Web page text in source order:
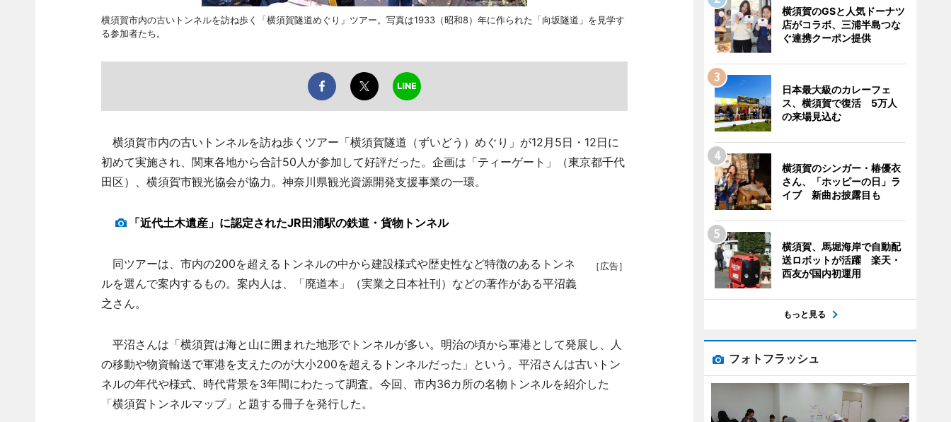
横須賀市内の古いトンネルを訪ね歩く「横須賀隧道めぐり」ツアー。写真は1933（昭和8）年に作られた「向坂隧道」を見学す
る参加者たち。
横須賀市内の古いトンネルを訪ね歩くツアー「横須賀隧道（ずいどう）めぐり」が12月5日・12日に
初めて実施され、関東各地から合計50人が参加して好評だった。企画は「ティーゲート」（東京都千代
田区）、横須賀市観光協会が協力。神奈川県観光資源開発支援事業の一環。
「近代土木遺産」に認定されたJR田浦駅の鉄道・貨物トンネル
［広告］
同ツアーは、市内の200を超えるトンネルの中から建設様式や歴史性など特徴のあるトンネ
ルを選んで案内するもの。案内人は、「廃道本」（実業之日本社刊）などの著作がある平沼義
之さん。
平沼さんは「横須賀は海と山に囲まれた地形でトンネルが多い。明治の頃から軍港として発展し、人
の移動や物資輸送で軍港を支えたのが大小200を超えるトンネルだった」という。平沼さんは古いトン
ネルの年代や様式、時代背景を3年間にわたって調査。今回、市内36カ所の名物トンネルを紹介した
「横須賀トンネルマップ」と題する冊子を発行した。
横須賀のGSと人気ドーナツ
店がコラボ、三浦半島つな
ぐ連携クーポン提供
日本最大級のカレーフェ
ス、横須賀で復活 5万人
の来場見込む
横須賀のシンガー・椿優衣
さん、「ホッピーの日」ラ
イブ 新曲お披露目も
横須賀、馬堀海岸で自動配
送ロボットが活躍 楽天・
西友が国内初運用
もっと見る
フォトフラッシュ